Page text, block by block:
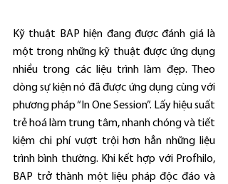
Kỹ thuật BAP hiện đang được đánh giá là
một trong những kỹ thuật được ứng dụng
nhiều trong các liệu trình làm đẹp. Theo
dòng sự kiện nó đã được ứng dụng cùng với
phương pháp “In One Session”. Lấy hiệu suất
trẻ hoá làm trung tâm, nhanh chóng và tiết
kiệm chi phí vượt trội hơn hẳn những liệu
trình bình thường. Khi kết hợp với Profhilo,
BAP trở thành một liệu pháp độc đáo và